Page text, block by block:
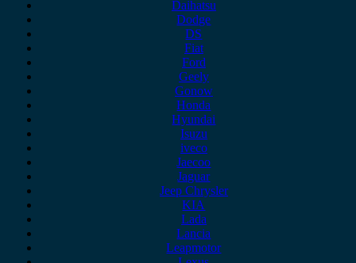
Daihatsu
Dodge
DS
Fiat
Ford
Geely
Gonow
Honda
Hyundai
Isuzu
iveco
Jaecoo
Jaguar
Jeep Chrysler
KIA
Lada
Lancia
Leapmotor